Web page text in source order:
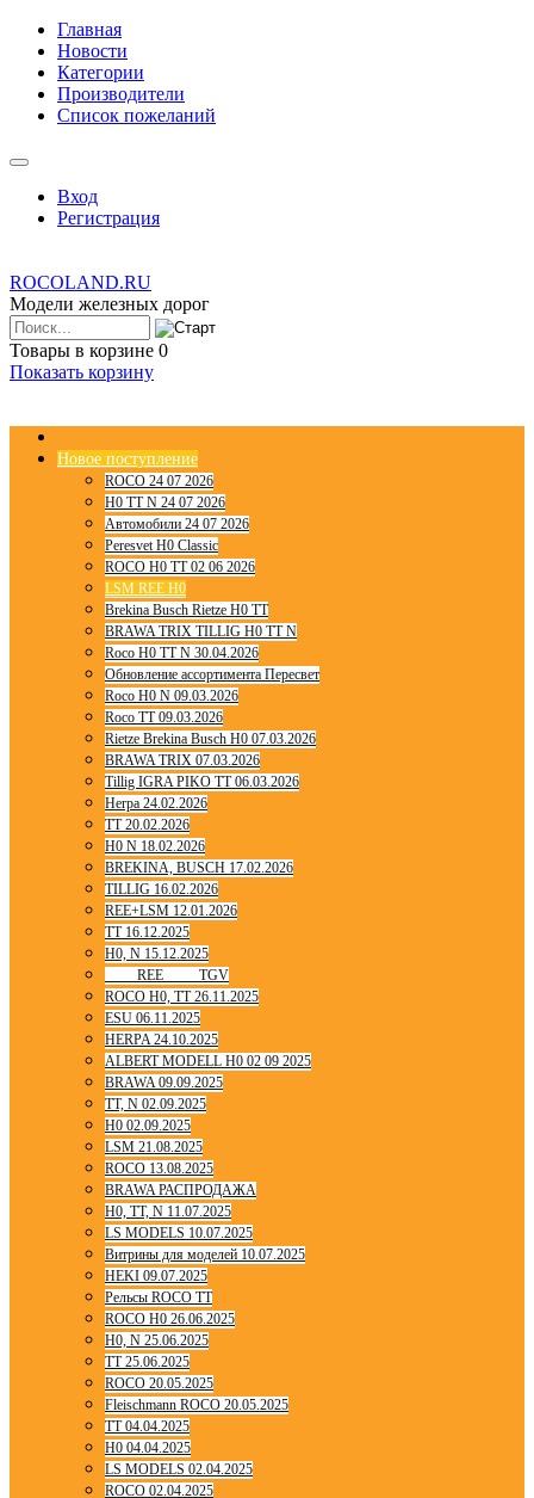
Главная
Новости
Категории
Производители
Список пожеланий
Вход
Регистрация
ROCOLAND.RU
Модели железных дорог
Товары в корзине 0
Показать корзину
Новое поступление
ROCO 24 07 2026
H0 TT N 24 07 2026
Автомобили 24 07 2026
Peresvet H0 Classic
ROCO H0 TT 02 06 2026
LSM REE H0
Brekina Busch Rietze H0 TT
BRAWA TRIX TILLIG H0 TT N
Roco H0 TT N 30.04.2026
Обновление ассортимента Пересвет
Roco H0 N 09.03.2026
Roco TT 09.03.2026
Rietze Brekina Busch H0 07.03.2026
BRAWA TRIX 07.03.2026
Tillig IGRA PIKO TT 06.03.2026
Herpa 24.02.2026
TT 20.02.2026
H0 N 18.02.2026
BREKINA, BUSCH 17.02.2026
TILLIG 16.02.2026
REE+LSM 12.01.2026
TT 16.12.2025
H0, N 15.12.2025
____ REE ____ TGV
ROCO H0, TT 26.11.2025
ESU 06.11.2025
HERPA 24.10.2025
ALBERT MODELL H0 02 09 2025
BRAWA 09.09.2025
TT, N 02.09.2025
H0 02.09.2025
LSM 21.08.2025
ROCO 13.08.2025
BRAWA РАСПРОДАЖА
H0, TT, N 11.07.2025
LS MODELS 10.07.2025
Витрины для моделей 10.07.2025
HEKI 09.07.2025
Рельсы ROCO TT
ROCO H0 26.06.2025
H0, N 25.06.2025
TT 25.06.2025
ROCO 20.05.2025
Fleischmann ROCO 20.05.2025
TT 04.04.2025
H0 04.04.2025
LS MODELS 02.04.2025
ROCO 02.04.2025